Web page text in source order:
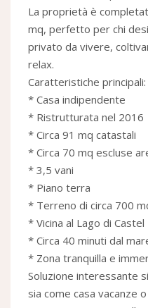
La proprietà è
mq, perfetto per chi
privato da vivere,
relax.
Caratteristiche principali:
* Casa indipendente
* Ristrutturata nel 2016
* Circa 91 mq catastali
* Circa 70 mq escluse
* 3,5 vani
* Piano terra
* Terreno di circa 700
* Vicina al Lago di Castel
* Circa 40 minuti dal
* Zona tranquilla e
Soluzione interessante
sia come casa vacanze